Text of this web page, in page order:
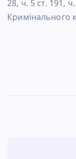
28, ч. 5 ст. 191,
Кримінального